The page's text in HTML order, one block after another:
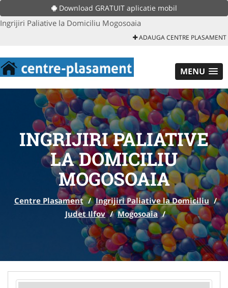
Download GRATUIT aplicatie mobil
Ingrijiri Paliative la Domiciliu Mogosoaia
ADAUGA CENTRE PLASAMENT
MENU
INGRIJIRI PALIATIVE
LA DOMICILIU
MOGOSOAIA
Centre Plasament / Ingrijiri Paliative la Domiciliu /
Judet Ilfov / Mogosoaia /